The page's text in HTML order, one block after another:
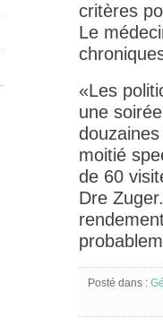
critères
Le
«Les
une
moitié
de 60
Dre
Posté dans :